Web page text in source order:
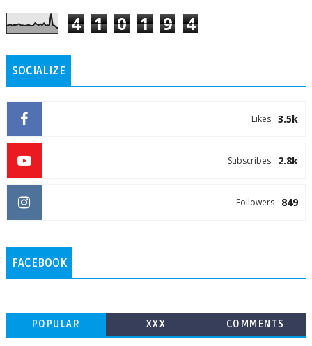
4 1 0 1 9 4
SOCIALIZE
3.5k
Likes
2.8k
Subscribes
849
Followers
FACEBOOK
POPULAR XXX COMMENTS